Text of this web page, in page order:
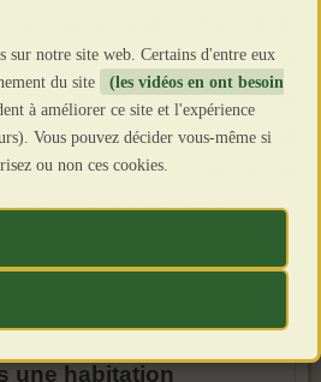
entre les deux armées a
85 kilomètres au sud de
heures de combat,
la légende, d'une flèche
remporte la victoire
le Conquérant.
une habitation
sur notre site web. Certains d'entre eux
du site
(les vidéos en ont besoin
à améliorer ce site et l'expérience
Vous pouvez décider vous-même si
ou non ces cookies.